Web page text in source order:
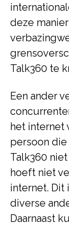
deze
Talk360 te
Een ander
het internet
persoon
Talk360
hoeft niet
internet. Dit
diverse
Daarnaast